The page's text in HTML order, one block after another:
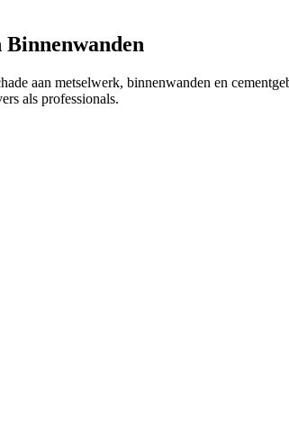
aan metselwerk, binnenwanden en
als professionals.